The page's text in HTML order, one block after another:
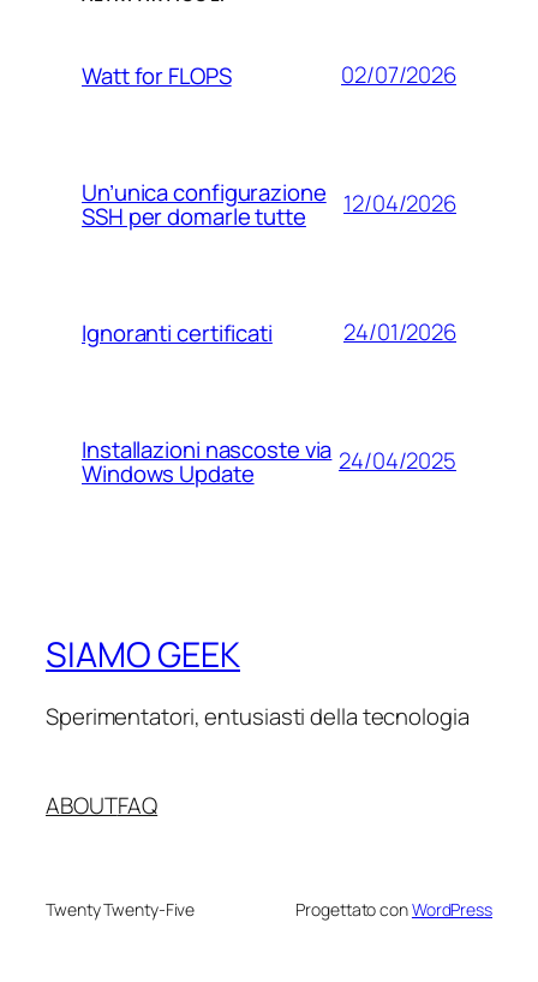
Watt for FLOPS 02/07/2026
Un’unica configurazione
SSH per domarle tutte 12/04/2026
Ignoranti certificati 24/01/2026
Installazioni nascoste via
Windows Update 24/04/2025
SIAMO GEEK
Sperimentatori, entusiasti della tecnologia
ABOUTFAQ
Twenty Twenty-Five Progettato conWordPress